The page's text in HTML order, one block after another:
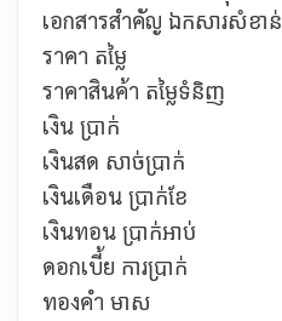
เอกสารสำคัญ ឯកសារសំខាន់
ราคา តម្លៃ
ราคาสินค้า តម្លៃទំនិញ
เงิน ប្រាក់
เงินสด សាច់ប្រាក់
เงินเดือน ប្រាក់ខែ
เงินทอน ប្រាក់អាប់
ดอกเบี้ย ការប្រាក់
ทองคำ មាស